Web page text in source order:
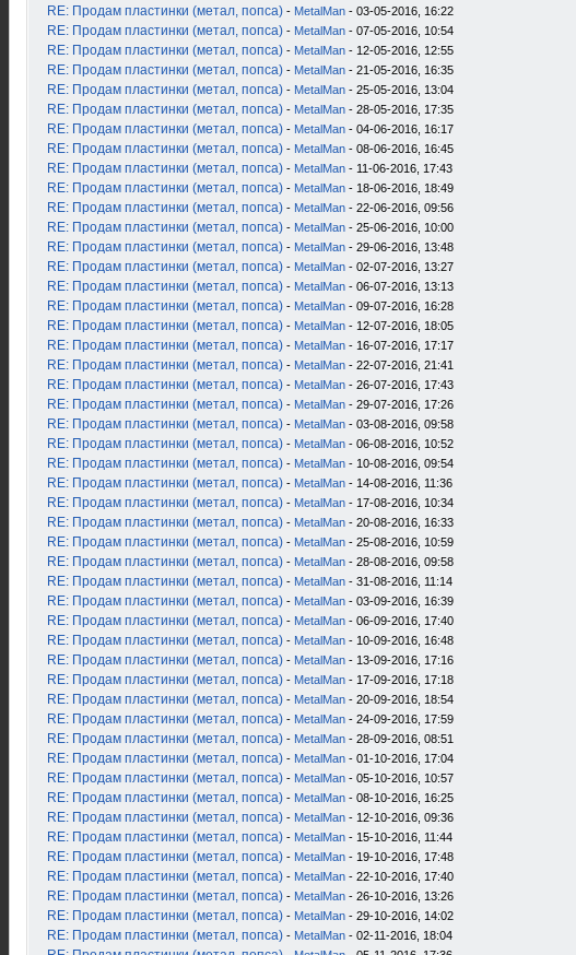
RE: Продам пластинки (метал, попса) - MetalMan - 03-05-2016, 16:22
RE: Продам пластинки (метал, попса) - MetalMan - 07-05-2016, 10:54
RE: Продам пластинки (метал, попса) - MetalMan - 12-05-2016, 12:55
RE: Продам пластинки (метал, попса) - MetalMan - 21-05-2016, 16:35
RE: Продам пластинки (метал, попса) - MetalMan - 25-05-2016, 13:04
RE: Продам пластинки (метал, попса) - MetalMan - 28-05-2016, 17:35
RE: Продам пластинки (метал, попса) - MetalMan - 04-06-2016, 16:17
RE: Продам пластинки (метал, попса) - MetalMan - 08-06-2016, 16:45
RE: Продам пластинки (метал, попса) - MetalMan - 11-06-2016, 17:43
RE: Продам пластинки (метал, попса) - MetalMan - 18-06-2016, 18:49
RE: Продам пластинки (метал, попса) - MetalMan - 22-06-2016, 09:56
RE: Продам пластинки (метал, попса) - MetalMan - 25-06-2016, 10:00
RE: Продам пластинки (метал, попса) - MetalMan - 29-06-2016, 13:48
RE: Продам пластинки (метал, попса) - MetalMan - 02-07-2016, 13:27
RE: Продам пластинки (метал, попса) - MetalMan - 06-07-2016, 13:13
RE: Продам пластинки (метал, попса) - MetalMan - 09-07-2016, 16:28
RE: Продам пластинки (метал, попса) - MetalMan - 12-07-2016, 18:05
RE: Продам пластинки (метал, попса) - MetalMan - 16-07-2016, 17:17
RE: Продам пластинки (метал, попса) - MetalMan - 22-07-2016, 21:41
RE: Продам пластинки (метал, попса) - MetalMan - 26-07-2016, 17:43
RE: Продам пластинки (метал, попса) - MetalMan - 29-07-2016, 17:26
RE: Продам пластинки (метал, попса) - MetalMan - 03-08-2016, 09:58
RE: Продам пластинки (метал, попса) - MetalMan - 06-08-2016, 10:52
RE: Продам пластинки (метал, попса) - MetalMan - 10-08-2016, 09:54
RE: Продам пластинки (метал, попса) - MetalMan - 14-08-2016, 11:36
RE: Продам пластинки (метал, попса) - MetalMan - 17-08-2016, 10:34
RE: Продам пластинки (метал, попса) - MetalMan - 20-08-2016, 16:33
RE: Продам пластинки (метал, попса) - MetalMan - 25-08-2016, 10:59
RE: Продам пластинки (метал, попса) - MetalMan - 28-08-2016, 09:58
RE: Продам пластинки (метал, попса) - MetalMan - 31-08-2016, 11:14
RE: Продам пластинки (метал, попса) - MetalMan - 03-09-2016, 16:39
RE: Продам пластинки (метал, попса) - MetalMan - 06-09-2016, 17:40
RE: Продам пластинки (метал, попса) - MetalMan - 10-09-2016, 16:48
RE: Продам пластинки (метал, попса) - MetalMan - 13-09-2016, 17:16
RE: Продам пластинки (метал, попса) - MetalMan - 17-09-2016, 17:18
RE: Продам пластинки (метал, попса) - MetalMan - 20-09-2016, 18:54
RE: Продам пластинки (метал, попса) - MetalMan - 24-09-2016, 17:59
RE: Продам пластинки (метал, попса) - MetalMan - 28-09-2016, 08:51
RE: Продам пластинки (метал, попса) - MetalMan - 01-10-2016, 17:04
RE: Продам пластинки (метал, попса) - MetalMan - 05-10-2016, 10:57
RE: Продам пластинки (метал, попса) - MetalMan - 08-10-2016, 16:25
RE: Продам пластинки (метал, попса) - MetalMan - 12-10-2016, 09:36
RE: Продам пластинки (метал, попса) - MetalMan - 15-10-2016, 11:44
RE: Продам пластинки (метал, попса) - MetalMan - 19-10-2016, 17:48
RE: Продам пластинки (метал, попса) - MetalMan - 22-10-2016, 17:40
RE: Продам пластинки (метал, попса) - MetalMan - 26-10-2016, 13:26
RE: Продам пластинки (метал, попса) - MetalMan - 29-10-2016, 14:02
RE: Продам пластинки (метал, попса) - MetalMan - 02-11-2016, 18:04